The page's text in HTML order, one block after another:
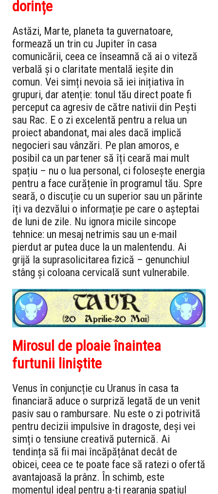
dorințe
Astăzi, Marte, planeta ta guvernatoare,
formează un trin cu Jupiter în casa
comunicării, ceea ce înseamnă că ai o viteză
verbală și o claritate mentală ieșite din
comun. Vei simți nevoia să iei inițiativa în
grupuri, dar atenție: tonul tău direct poate fi
perceput ca agresiv de către nativii din Pești
sau Rac. E o zi excelentă pentru a relua un
proiect abandonat, mai ales dacă implică
negocieri sau vânzări. Pe plan amoros, e
posibil ca un partener să îți ceară mai mult
spațiu – nu o lua personal, ci folosește energia
pentru a face curățenie în programul tău. Spre
seară, o discuție cu un superior sau un părinte
îți va dezvălui o informație pe care o așteptai
de luni de zile. Nu ignora micile sincope
tehnice: un mesaj netrimis sau un e-mail
pierdut ar putea duce la un malentendu. Ai
grijă la suprasolicitarea fizică – genunchiul
stâng și coloana cervicală sunt vulnerabile.
Mirosul de ploaie înaintea
furtunii liniștite
Venus în conjuncție cu Uranus în casa ta
financiară aduce o surpriză legată de un venit
pasiv sau o rambursare. Nu este o zi potrivită
pentru decizii impulsive în dragoste, deși vei
simți o tensiune creativă puternică. Ai
tendința să fii mai încăpățânat decât de
obicei, ceea ce te poate face să ratezi o ofertă
avantajoasă la prânz. În schimb, este
momentul ideal pentru a-ți rearanja spațiul